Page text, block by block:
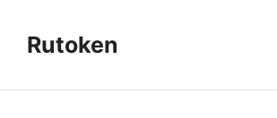
содержимому
Rutoken